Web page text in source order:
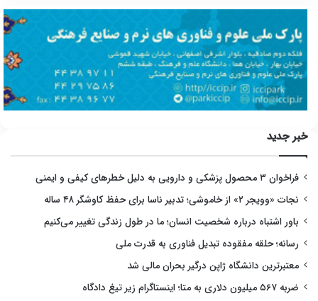
خبر جدید
فراخوان ۳ محصول پزشکی و دارویی به دلیل خطرهای کیفی و ایمنی
نجات «وویجر ۲» از خاموشی؛ تدبیر ناسا برای حفظ کاوشگر ۴۸ ساله
باور اشتباه درباره شخصیت انسان؛ ما در طول زندگی تغییر می‌کنیم
رسانه؛ حلقه مفقوده تبدیل فناوری به قدرت ملی
معتبرترین دانشگاه ژاپن درگیر بحران مالی شد
ضربه ۵۶۷ میلیون دلاری به متا؛ اینستاگرام زیر تیغ دادگاه